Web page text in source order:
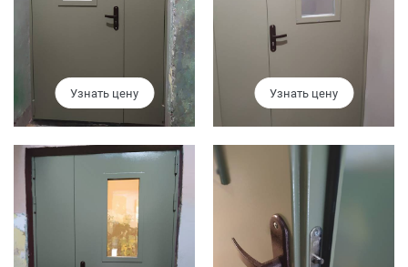
Узнать цену Узнать цену